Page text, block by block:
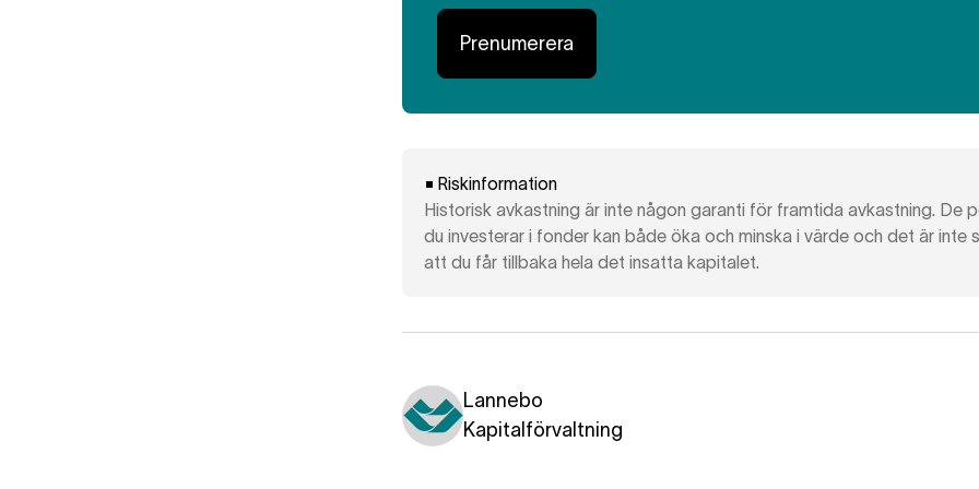
Prenumerera
Riskinformation
Historisk avkastning är inte någon garanti för framtida avkastning. De
du investerar i fonder kan både öka och minska i värde och det är inte
att du får tillbaka hela det insatta kapitalet.
Lannebo
Kapitalförvaltning